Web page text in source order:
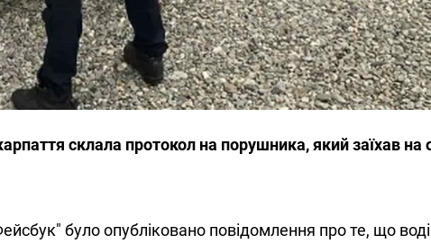
склала протокол на порушника, який заїхав на
було опубліковано повідомлення про те, що